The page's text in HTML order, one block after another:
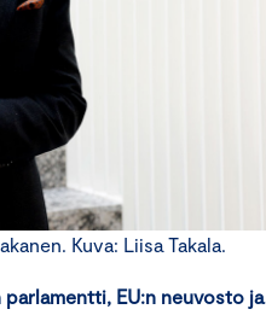
Kuva: Liisa Takala.
EU:n neuvosto ja